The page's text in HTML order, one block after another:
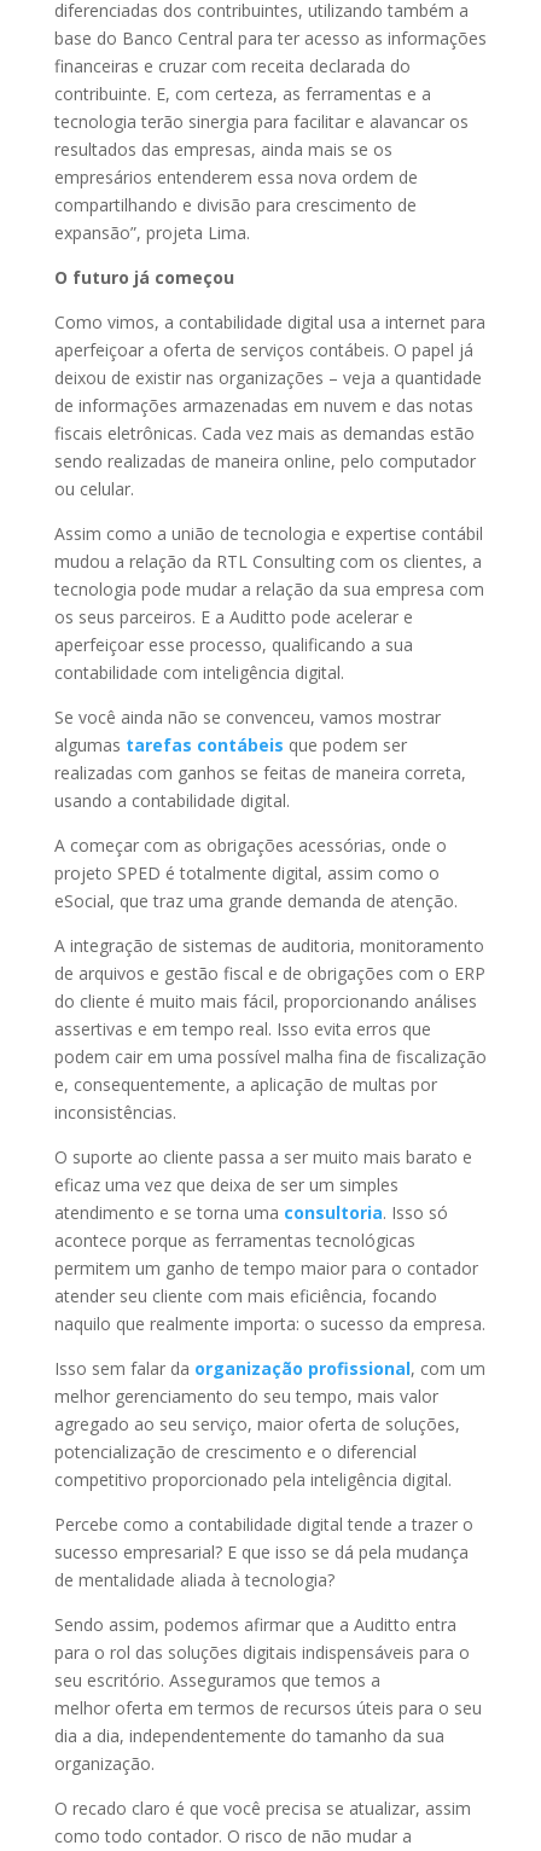
diferenciadas dos contribuintes, utilizando também a
base do Banco Central para ter acesso as informações
financeiras e cruzar com receita declarada do
contribuinte. E, com certeza, as ferramentas e a
tecnologia terão sinergia para facilitar e alavancar os
resultados das empresas, ainda mais se os
empresários entenderem essa nova ordem de
compartilhando e divisão para crescimento de
expansão”, projeta Lima.
O futuro já começou
Como vimos, a contabilidade digital usa a internet para
aperfeiçoar a oferta de serviços contábeis. O papel já
deixou de existir nas organizações – veja a quantidade
de informações armazenadas em nuvem e das notas
fiscais eletrônicas. Cada vez mais as demandas estão
sendo realizadas de maneira online, pelo computador
ou celular.
Assim como a união de tecnologia e expertise contábil
mudou a relação da RTL Consulting com os clientes, a
tecnologia pode mudar a relação da sua empresa com
os seus parceiros. E a Auditto pode acelerar e
aperfeiçoar esse processo, qualificando a sua
contabilidade com inteligência digital.
Se você ainda não se convenceu, vamos mostrar
algumas tarefas contábeis que podem ser
realizadas com ganhos se feitas de maneira correta,
usando a contabilidade digital.
A começar com as obrigações acessórias, onde o
projeto SPED é totalmente digital, assim como o
eSocial, que traz uma grande demanda de atenção.
A integração de sistemas de auditoria, monitoramento
de arquivos e gestão fiscal e de obrigações com o ERP
do cliente é muito mais fácil, proporcionando análises
assertivas e em tempo real. Isso evita erros que
podem cair em uma possível malha fina de fiscalização
e, consequentemente, a aplicação de multas por
inconsistências.
O suporte ao cliente passa a ser muito mais barato e
eficaz uma vez que deixa de ser um simples
atendimento e se torna uma consultoria. Isso só
acontece porque as ferramentas tecnológicas
permitem um ganho de tempo maior para o contador
atender seu cliente com mais eficiência, focando
naquilo que realmente importa: o sucesso da empresa.
Isso sem falar da organização profissional, com um
melhor gerenciamento do seu tempo, mais valor
agregado ao seu serviço, maior oferta de soluções,
potencialização de crescimento e o diferencial
competitivo proporcionado pela inteligência digital.
Percebe como a contabilidade digital tende a trazer o
sucesso empresarial? E que isso se dá pela mudança
de mentalidade aliada à tecnologia?
Sendo assim, podemos afirmar que a Auditto entra
para o rol das soluções digitais indispensáveis para o
seu escritório. Asseguramos que temos a
melhor oferta em termos de recursos úteis para o seu
dia a dia, independentemente do tamanho da sua
organização.
O recado claro é que você precisa se atualizar, assim
como todo contador. O risco de não mudar a